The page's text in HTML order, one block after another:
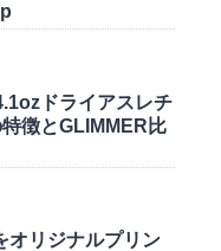
ドライアスレチ
徴とGLIMMER比
オリジナルプリン